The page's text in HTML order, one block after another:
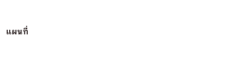
แผนที่